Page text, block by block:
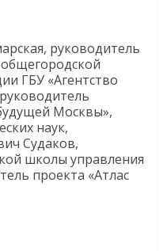
руководитель
ГБУ «Агентство
Москвы»,
наук,
Судаков,
школы управления
проекта «Атлас